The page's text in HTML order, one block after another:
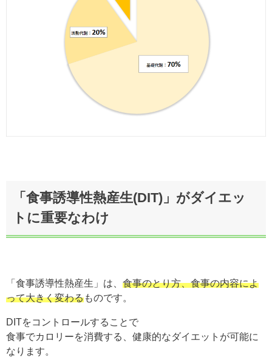
「食事誘導性熱産生(DIT)」がダイエッ
トに重要なわけ
「食事誘導性熱産生」は、 食事のとり方、食事の内容によ
って大きく変わるものです。
DITをコントロールすることで
食事でカロリーを消費する、健康的なダイエットが可能に
なります。